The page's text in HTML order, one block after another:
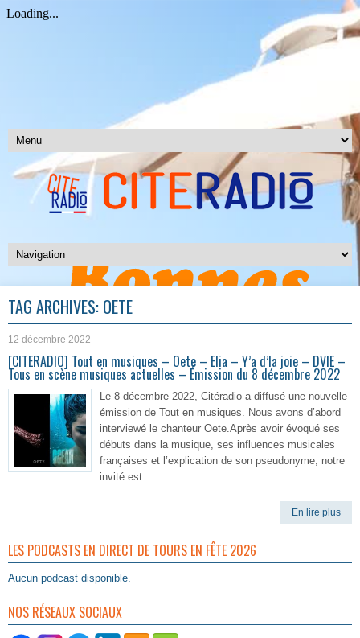
TAG ARCHIVES: OETE
12 décembre 2022
[CITERADIO] Tout en musiques – Oete – Elia – Y’a d’la joie – DVIE –
Tous en scène musiques actuelles – Émission du 8 décembre 2022
Le 8 décembre 2022, Citéradio a diffusé une nouvelle
émission de Tout en musiques. Nous avons d’abord
interviewé le chanteur Oete.Après avoir évoqué ses
débuts dans la musique, ses influences musicales
françaises et l’explication de son pseudonyme, notre
invité est
En lire plus
LES PODCASTS EN DIRECT DE TOURS EN FÊTE 2026
Aucun podcast disponible.
NOS RÉSEAUX SOCIAUX